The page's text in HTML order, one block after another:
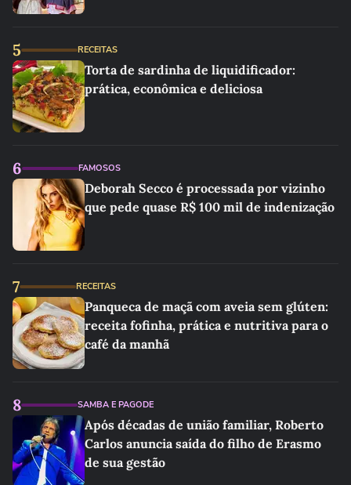
5 RECEITAS
Torta de sardinha de liquidificador:
prática, econômica e deliciosa
6 FAMOSOS
Deborah Secco é processada por vizinho
que pede quase R$ 100 mil de indenização
7 RECEITAS
Panqueca de maçã com aveia sem glúten:
receita fofinha, prática e nutritiva para o
café da manhã
8 SAMBA E PAGODE
Após décadas de união familiar, Roberto
Carlos anuncia saída do filho de Erasmo
de sua gestão